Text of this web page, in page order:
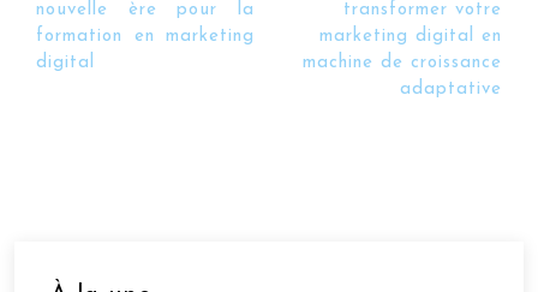
nouvelle ère pour la
formation en marketing
digital
transformer votre
marketing digital en
machine de croissance
adaptative